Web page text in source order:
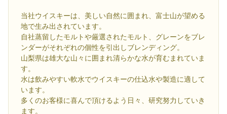
当社ウイスキーは、美しい自然に囲まれ、富士山が望める
地で生み出されています。
自社蒸留したモルトや厳選されたモルト、グレーンをブレ
ンダーがそれぞれの個性を引出しブレンディング。
山梨県は雄大な山々に囲まれ清らかな水が育むまれていま
す。
水は飲みやすい軟水でウイスキーの仕込水や製造に適して
います。
多くのお客様に喜んで頂けるよう日々、研究努力していき
ます。